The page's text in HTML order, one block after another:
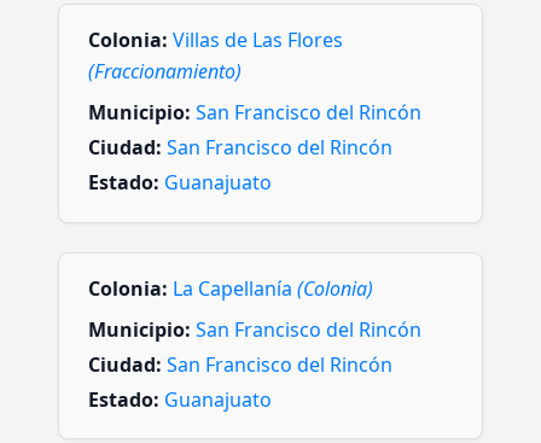
Colonia: Villas de Las Flores
(Fraccionamiento)
Municipio: San Francisco del Rincón
Ciudad: San Francisco del Rincón
Estado: Guanajuato
Colonia: La Capellanía (Colonia)
Municipio: San Francisco del Rincón
Ciudad: San Francisco del Rincón
Estado: Guanajuato